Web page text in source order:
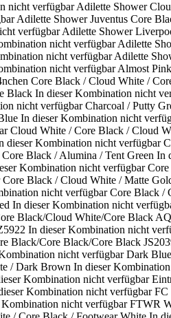
nicht verfügbar Adilette Shower
Adilette Shower Juventus Core
verfügbar Adilette Shower
nicht verfügbar Adilette
nicht verfügbar Adilette
nicht verfügbar Almost
Core Black / Cloud White /
Black In dieser Kombination nicht
nicht verfügbar Charcoal / Putty
In dieser Kombination nicht
Cloud White / Core Black / Cloud
dieser Kombination nicht verfügbar
Core Black / Alumina / Tent Green In
Kombination nicht verfügbar
Core Black / Cloud White / Matte
nicht verfügbar Core Black /
In dieser Kombination nicht
Black/Cloud White/Core Black
In dieser Kombination nicht
Black/Core Black/Core Black
nicht verfügbar Dark
/ Dark Brown In dieser
Kombination nicht verfügbar
Kombination nicht verfügbar FC
nicht verfügbar FTWR